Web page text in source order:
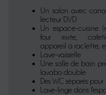
Un salon avec
lecteur DVD
Un espace-cuisine
four mixte,
appareil à raclette,
Lave-vaisselle
Une salle de bain
lavabo double
Des WC séparés
Lave-linge dans